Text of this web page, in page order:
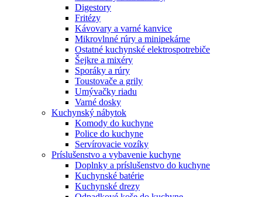
Digestory
Fritézy
Kávovary a varné kanvice
Mikrovlnné rúry a minipekárne
Ostatné kuchynské elektrospotrebiče
Šejkre a mixéry
Sporáky a rúry
Toustovače a grily
Umývačky riadu
Varné dosky
Kuchynský nábytok
Komody do kuchyne
Police do kuchyne
Servírovacie vozíky
Príslušenstvo a vybavenie kuchyne
Doplnky a príslušenstvo do kuchyne
Kuchynské batérie
Kuchynské drezy